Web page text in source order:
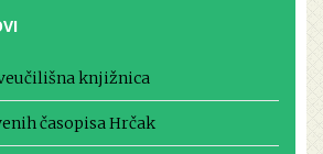
knjižnica
časopisa Hrčak